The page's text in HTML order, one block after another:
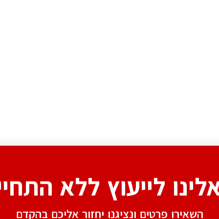
לייעוץ ללא
השאירו פרטים ונציגנו יחזור אליכם בהקדם